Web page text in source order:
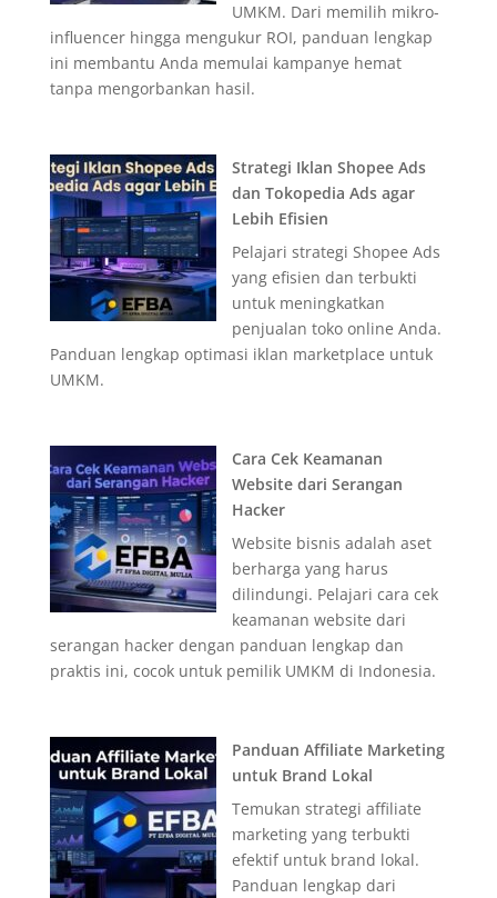
UMKM. Dari memilih mikro-
influencer hingga mengukur ROI, panduan lengkap
ini membantu Anda memulai kampanye hemat
tanpa mengorbankan hasil.
Strategi Iklan Shopee Ads
dan Tokopedia Ads agar
Lebih Efisien
Pelajari strategi Shopee Ads
yang efisien dan terbukti
untuk meningkatkan
penjualan toko online Anda.
Panduan lengkap optimasi iklan marketplace untuk
UMKM.
Cara Cek Keamanan
Website dari Serangan
Hacker
Website bisnis adalah aset
berharga yang harus
dilindungi. Pelajari cara cek
keamanan website dari
serangan hacker dengan panduan lengkap dan
praktis ini, cocok untuk pemilik UMKM di Indonesia.
Panduan Affiliate Marketing
untuk Brand Lokal
Temukan strategi affiliate
marketing yang terbukti
efektif untuk brand lokal.
Panduan lengkap dari